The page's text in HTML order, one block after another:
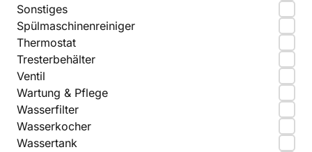
Sonstiges
Spülmaschinenreiniger
Thermostat
Tresterbehälter
Ventil
Wartung & Pflege
Wasserfilter
Wasserkocher
Wassertank